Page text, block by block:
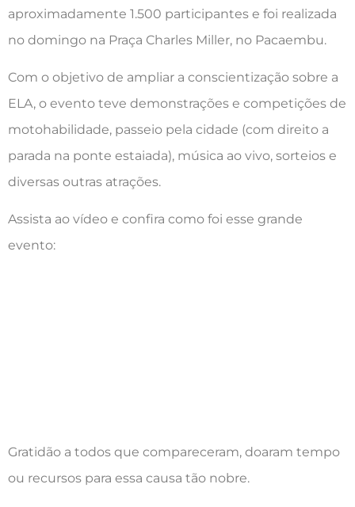
aproximadamente 1.500 participantes e foi realizada
no domingo na Praça Charles Miller, no Pacaembu.
Com o objetivo de ampliar a conscientização sobre a
ELA, o evento teve demonstrações e competições de
motohabilidade, passeio pela cidade (com direito a
parada na ponte estaiada), música ao vivo, sorteios e
diversas outras atrações.
Assista ao vídeo e confira como foi esse grande
evento:
Gratidão a todos que compareceram, doaram tempo
ou recursos para essa causa tão nobre.